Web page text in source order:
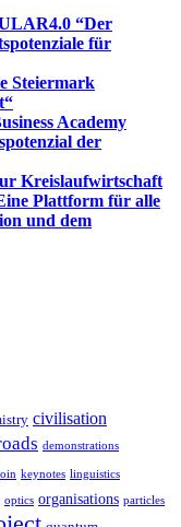
“Der
für
Steiermark
Academy
der
Kreislaufwirtschaft
Plattform für alle
und dem
civilisation
demonstrations
keynotes linguistics
optics organisations particles